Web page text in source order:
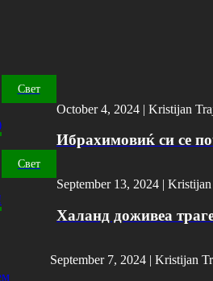
Свет
October 4, 2024 | Kristijan
Ибрахимовиќ си се
Свет
September 13, 2024 |
Халанд доживеа
September 7, 2024 | Kristijan